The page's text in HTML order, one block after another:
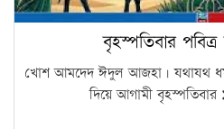
বৃহস্পতিবার
খোশ আমদেদ ঈদুল আজহা। যথাযথ
দিয়ে আগামী